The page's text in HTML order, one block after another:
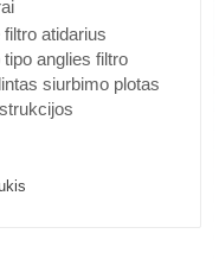
atidarius
anglies filtro
siurbimo plotas